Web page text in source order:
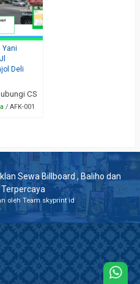
Yani
Deli
CS
/ AFK-001
Sewa Billboard , Baliho dan
oleh Team skyprint id